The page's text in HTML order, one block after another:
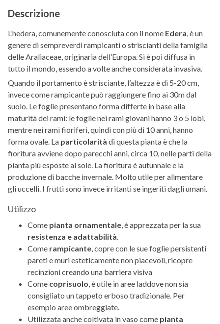
Descrizione
L’hedera, comunemente conosciuta con il nome Edera, è un
genere di sempreverdi rampicanti o striscianti della famiglia
delle Araliaceae, originaria dell’Europa. Si è poi diffusa in
tutto il mondo, essendo a volte anche considerata invasiva.
Quando il portamento è strisciante, l’altezza è di 5-20 cm,
invece come rampicante può raggiungere fino ai 30m dal
suolo. Le foglie presentano forma differte in base alla
maturità dei rami: le foglie nei rami giovani hanno 3 o 5 lobi,
mentre nei rami fioriferi, quindi con più di 10 anni, hanno
forma ovale. La particolarità di questa pianta è che la
fioritura avviene dopo parecchi anni, circa 10, nelle parti della
pianta più esposte al sole. La fioritura è autunnale e la
produzione di bacche invernale. Molto utile per alimentare
gli uccelli. I frutti sono invece irritanti se ingeriti dagli umani.
Utilizzo
Come pianta ornamentale, è apprezzata per la sua
resistenza e adattabilità.
Come rampicante, copre con le sue foglie persistenti
pareti e muri esteticamente non piacevoli, ricopre
recinzioni creando una barriera visiva
Come coprisuolo, è utile in aree laddove non sia
consigliato un tappeto erboso tradizionale. Per
esempio aree ombreggiate.
Utilizzata anche coltivata in vaso come pianta